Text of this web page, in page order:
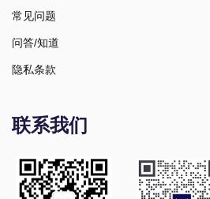
常见问题
问答/知道
隐私条款
联系我们